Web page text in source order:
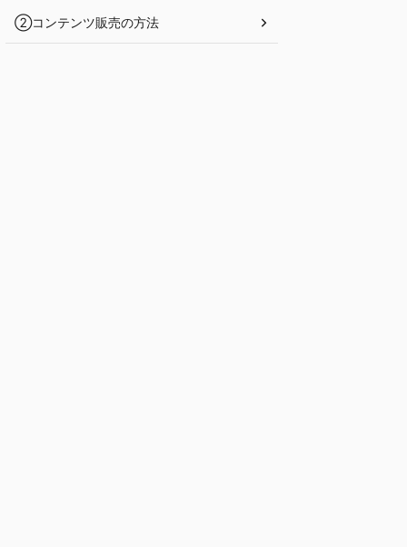
②コンテンツ販売の方法